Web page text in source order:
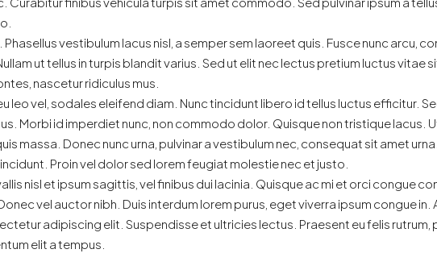
vestibulum lacus nisl, a semper sem laoreet quis. Fusce nunc arcu,
ut tellus in turpis blandit varius. Sed ut elit nec lectus pretium luctus vitae
nascetur ridiculus mus.
leo vel, sodales eleifend diam. Nunc tincidunt libero id tellus luctus efficitur.
Morbi id imperdiet nunc, non commodo dolor. Quisque non tristique lacus.
massa. Donec nunc urna, pulvinar a vestibulum nec, consequat sit amet
Proin vel dolor sed lorem feugiat molestie nec et justo.
nisl et ipsum sagittis, vel finibus dui lacinia. Quisque ac mi et orci congue
vel auctor nibh. Duis interdum lorem purus, eget viverra ipsum congue
adipiscing elit. Suspendisse et ultricies lectus. Praesent eu felis rutrum,
elit a tempus.